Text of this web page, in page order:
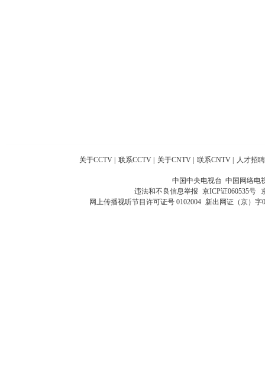
关于CCTV 联系CCTV 关于CNTV 联系CNTV 人才招聘
中国中央电视台 中国网络电
违法和不良信息举报 京ICP证060535号
网上传播视听节目许可证号 0102004 新出网证（京）